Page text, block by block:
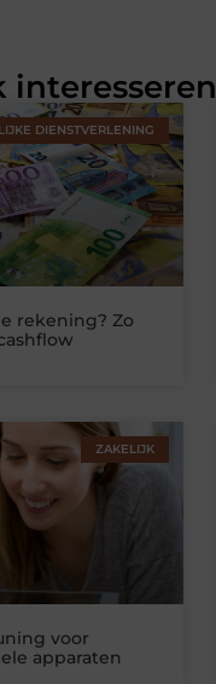
DIENSTVERLENING
rekening? Zo
ZAKELIJK
voor
apparaten